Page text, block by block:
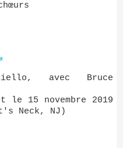
15 novembre 2019
Neck, NJ)